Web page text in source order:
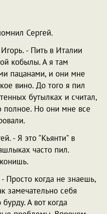
Сергей.
- Пить в Италии
кобылы. А я там
пацанами, и они мне
вино. До того я пил
бутылках и считал,
полное. Но они мне все
- Я это "Кьянти" в
часто пил.
Просто когда не знаешь,
замечательно себя
А вот когда